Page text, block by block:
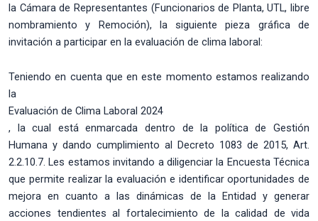
la Cámara de Representantes (Funcionarios de Planta, UTL, libre
nombramiento y Remoción), la siguiente pieza gráfica de
invitación a participar en la evaluación de clima laboral:
Teniendo en cuenta que en este momento estamos realizando
la
Evaluación de Clima Laboral 2024
, la cual está enmarcada dentro de la política de Gestión
Humana y dando cumplimiento al Decreto 1083 de 2015, Art.
2.2.10.7. Les estamos invitando a diligenciar la Encuesta Técnica
que permite realizar la evaluación e identificar oportunidades de
mejora en cuanto a las dinámicas de la Entidad y generar
acciones tendientes al fortalecimiento de la calidad de vida